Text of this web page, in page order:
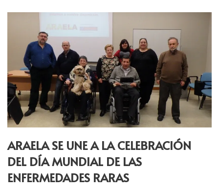
ARAELA SE UNE A LA CELEBRACIÓN
DEL DÍA MUNDIAL DE LAS
ENFERMEDADES RARAS